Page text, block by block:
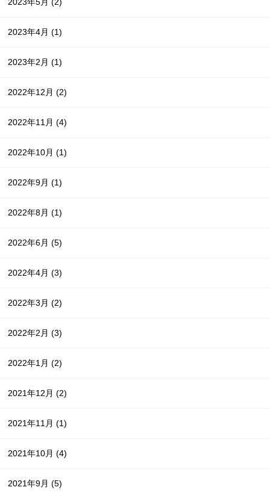
2023年4月(1)
2023年2月(1)
2022年12月(2)
2022年11月(4)
2022年10月(1)
2022年9月(1)
2022年8月(1)
2022年6月(5)
2022年4月(3)
2022年3月(2)
2022年2月(3)
2022年1月(2)
2021年12月(2)
2021年11月(1)
2021年10月(4)
2021年9月(5)